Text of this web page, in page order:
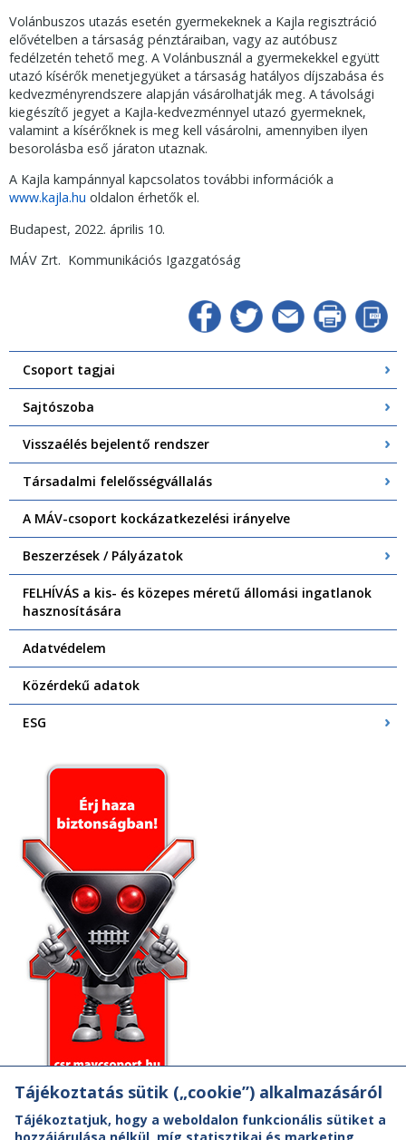
Volánbuszos utazás esetén gyermekeknek a Kajla regisztráció
elővételben a társaság pénztáraiban, vagy az autóbusz
fedélzetén tehető meg. A Volánbusznál a gyermekekkel együtt
utazó kísérők menetjegyüket a társaság hatályos díjszabása és
kedvezményrendszere alapján vásárolhatják meg. A távolsági
kiegészítő jegyet a Kajla-kedvezménnyel utazó gyermeknek,
valamint a kísérőknek is meg kell vásárolni, amennyiben ilyen
besorolásba eső járaton utaznak.
A Kajla kampánnyal kapcsolatos további információk a
www.kajla.hu oldalon érhetők el.
Budapest, 2022. április 10.
MÁV Zrt. Kommunikációs Igazgatóság
Csoport tagjai
Sajtószoba
Visszaélés bejelentő rendszer
Társadalmi felelősségvállalás
A MÁV-csoport kockázatkezelési irányelve
Beszerzések / Pályázatok
FELHÍVÁS a kis- és közepes méretű állomási ingatlanok
hasznosítására
Adatvédelem
Közérdekű adatok
ESG
Tájékoztatás sütik („cookie”) alkalmazásáról
Tájékoztatjuk, hogy a weboldalon funkcionális sütiket a